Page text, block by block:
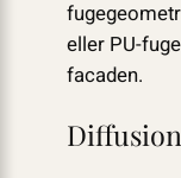
eller PU-
facaden.